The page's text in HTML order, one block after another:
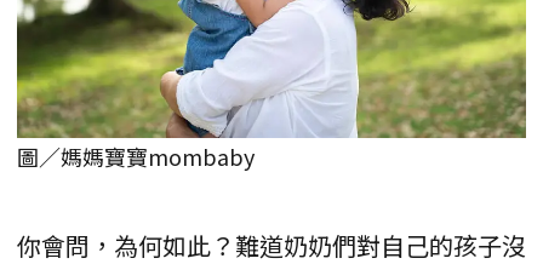
圖／媽媽寶寶mombaby
你會問，為何如此？難道奶奶們對自己的孩子沒